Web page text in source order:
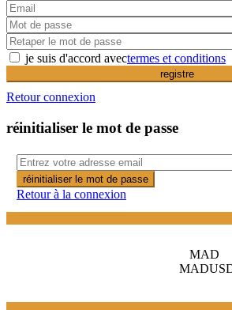
je suis d'accord avectermes et conditions
registre
Retour connexion
réinitialiser le mot de passe
réinitialiser le mot de passe
Retour à la connexion
MAD
MAD